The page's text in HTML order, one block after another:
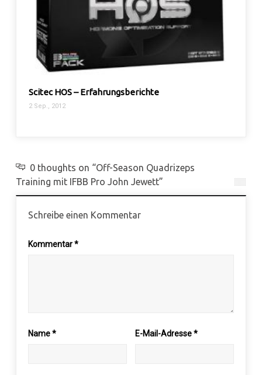
Scitec HOS – Erfahrungsberichte
2 Sep., 2012
0 thoughts on “Off-Season Quadrizeps
Training mit IFBB Pro John Jewett”
Schreibe einen Kommentar
Kommentar*
Name* E-Mail-Adresse*